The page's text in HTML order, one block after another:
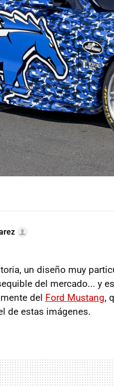
un diseño muy
del mercado... y
del Ford Mustang,
de estas imágenes.